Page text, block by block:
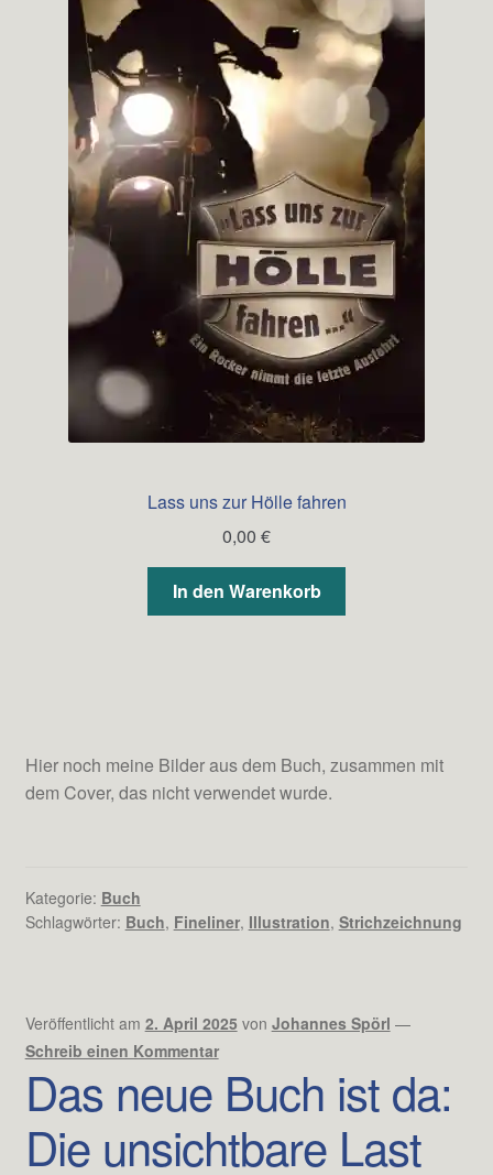
Lass uns zur Hölle fahren
0,00 €
In den Warenkorb
Hier noch meine Bilder aus dem Buch, zusammen mit
dem Cover, das nicht verwendet wurde.
Kategorie: Buch
Schlagwörter: Buch, Fineliner, Illustration, Strichzeichnung
Veröffentlicht am 2. April 2025 von Johannes Spörl —
Schreib einen Kommentar
Das neue Buch ist da:
Die unsichtbare Last